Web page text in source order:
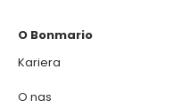
O Bonmario
Kariera
O nas